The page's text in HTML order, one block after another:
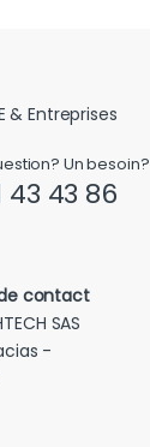
Un besoin?
43 43 86
contact
SAS
-